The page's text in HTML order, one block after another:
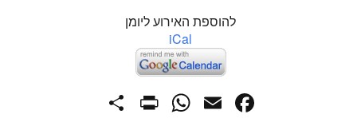
להוספת האירוע ליומן
iCal
Facebook
Email
WhatsApp